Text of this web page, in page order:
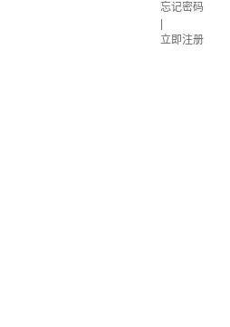
忘记密码
立即注册